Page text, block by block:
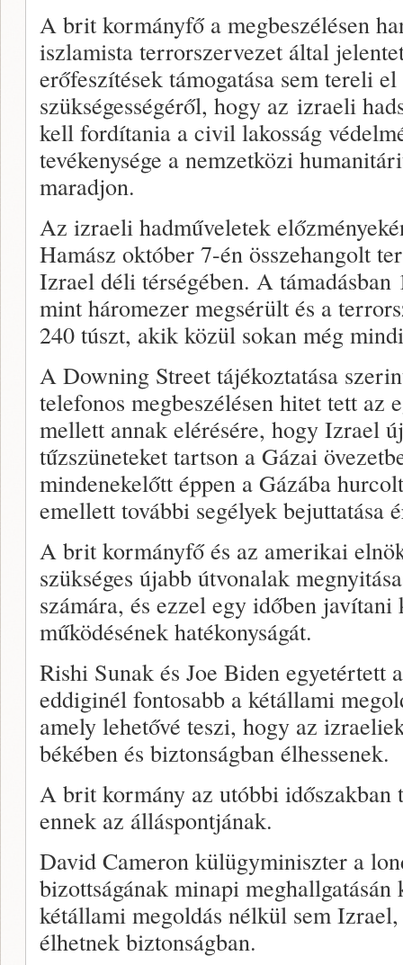
A brit kormányfő a megbeszélésen
iszlamista terrorszervezet által
erőfeszítések támogatása sem tereli
szükségességéről, hogy az izraeli
kell fordítania a civil lakosság
tevékenysége a nemzetközi
maradjon.
Az izraeli hadműveletek
Hamász október 7-én összehangolt
Izrael déli térségében. A
mint háromezer megsérült és a
240 túszt, akik közül sokan még
A Downing Street tájékoztatása
telefonos megbeszélésen hitet tett az
mellett annak elérésére, hogy Izrael
tűzszüneteket tartson a Gázai
mindenekelőtt éppen a Gázába
emellett további segélyek bejuttatása
A brit kormányfő és az amerikai
szükséges újabb útvonalak
számára, és ezzel egy időben
működésének hatékonyságát.
Rishi Sunak és Joe Biden egyetértett
eddiginél fontosabb a kétállami
amely lehetővé teszi, hogy az
békében és biztonságban élhessenek.
A brit kormány az utóbbi időszakban
ennek az álláspontjának.
David Cameron külügyminiszter a
bizottságának minapi
kétállami megoldás nélkül sem
élhetnek biztonságban.